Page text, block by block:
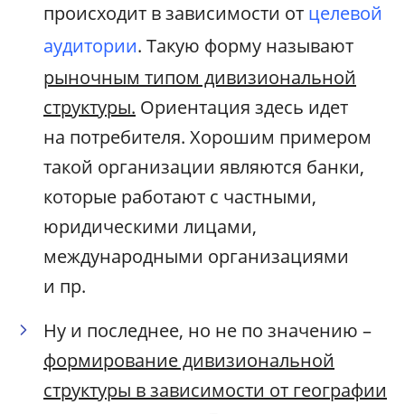
происходит в зависимости от целевой
аудитории. Такую форму называют
рыночным типом дивизиональной
структуры. Ориентация здесь идет
на потребителя. Хорошим примером
такой организации являются банки,
которые работают с частными,
юридическими лицами,
международными организациями
и пр.
Ну и последнее, но не по значению –
формирование дивизиональной
структуры в зависимости от географии